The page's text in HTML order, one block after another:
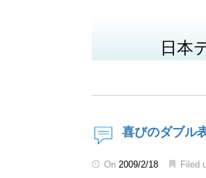
日本
喜びのダブル
On 2009/2/18 Filed